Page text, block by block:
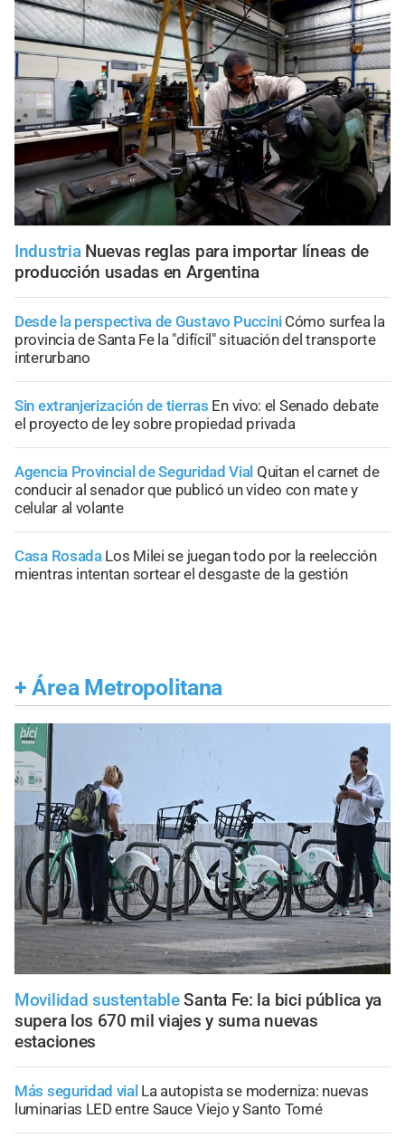
Industria Nuevas reglas para importar líneas de
producción usadas en Argentina
Desde la perspectiva de Gustavo Puccini Cómo surfea la
provincia de Santa Fe la "difícil" situación del transporte
interurbano
Sin extranjerización de tierras En vivo: el Senado debate
el proyecto de ley sobre propiedad privada
Agencia Provincial de Seguridad Vial Quitan el carnet de
conducir al senador que publicó un video con mate y
celular al volante
Casa Rosada Los Milei se juegan todo por la reelección
mientras intentan sortear el desgaste de la gestión
+ Área Metropolitana
Movilidad sustentable Santa Fe: la bici pública ya
supera los 670 mil viajes y suma nuevas
estaciones
Más seguridad vial La autopista se moderniza: nuevas
luminarias LED entre Sauce Viejo y Santo Tomé